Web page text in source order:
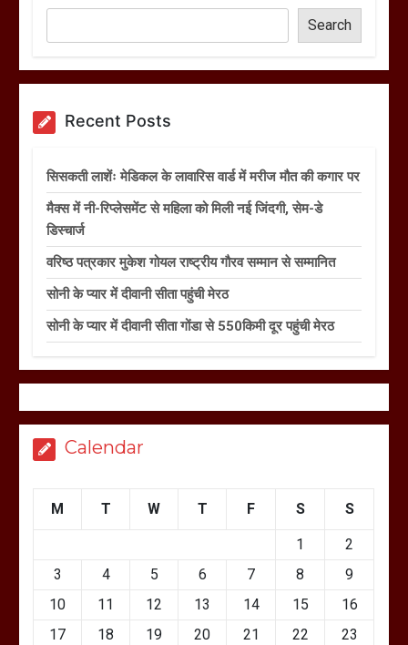
Search
Recent Posts
सिसकती लाशेंः मेडिकल के लावारिस वार्ड में मरीज मौत की कगार पर
मैक्स में नी-रिप्लेसमेंट से महिला को मिली नई जिंदगी, सेम-डे
डिस्चार्ज
वरिष्ठ पत्रकार मुकेश गोयल राष्ट्रीय गौरव सम्मान से सम्मानित
सोनी के प्यार में दीवानी सीता पहुंची मेरठ
सोनी के प्यार में दीवानी सीता गोंडा से 550किमी दूर पहुंची मेरठ
Calendar
M T W T F S S
1
2
3
4 5 6 7 8
9
10
11 12 13 14 15
16
17
18 19 20 21 22
23